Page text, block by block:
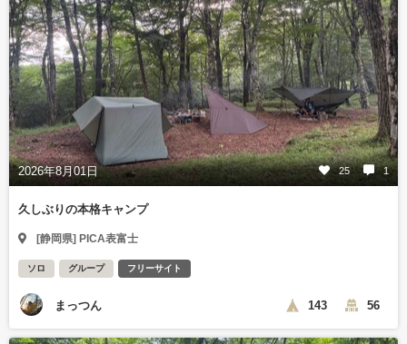
2026年8月01日 25 1
久しぶりの本格キャンプ
[静岡県] PICA表富士
ソロ グループ フリーサイト
まっつん 143 56